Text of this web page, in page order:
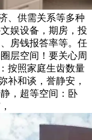
、供需关系等多种
娱设备，期房，投
房钱报答率等。任
层空间！要关心周
按照家庭生齿数量
补和谈，誉静安，
，超等空间：卧